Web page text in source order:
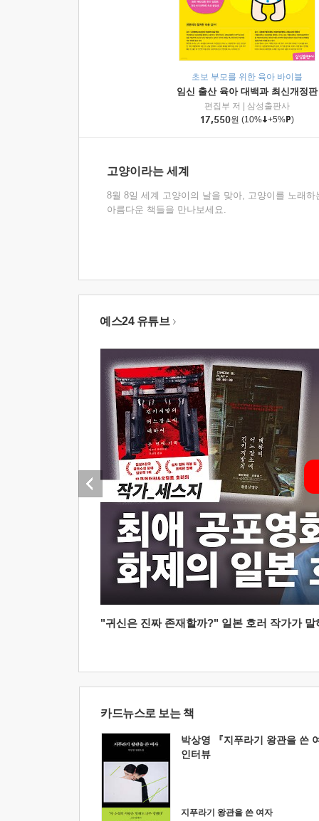
초보 부모를 위한 육아 바이블
임신 출산 육아 대백과 최신개정판
편집부 저
삼성출판사
17,550원 (10% +5% )
고양이라는 세계
8월 8일 세계 고양이의 날을 맞아, 고양이를 노래하
아름다운 책들을 만나보세요.
예스24 유튜브
"귀신은 진짜 존재할까?" 일본 호러 작가가
카드뉴스로 보는 책
박상영 『지푸라기 왕관을 쓴
인터뷰
지푸라기 왕관을 쓴 여자